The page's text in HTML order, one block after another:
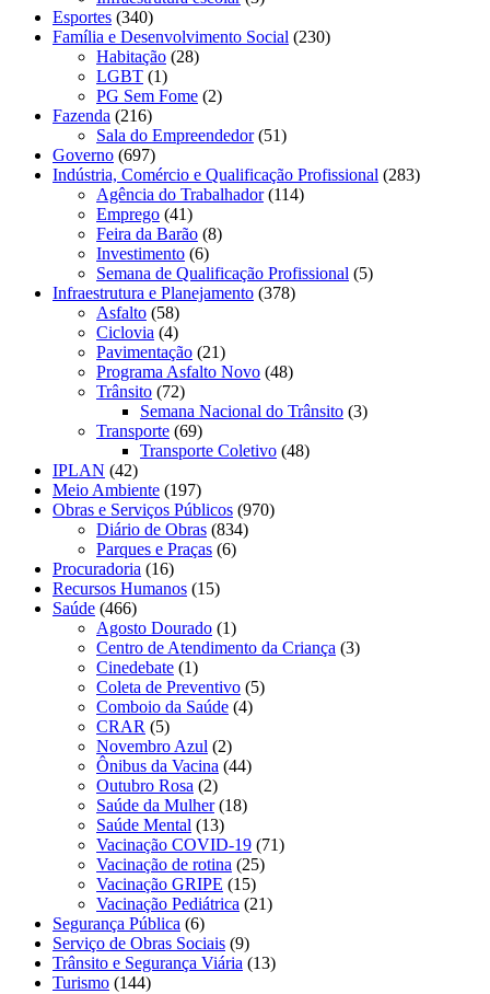
Esportes (340)
Família e Desenvolvimento Social (230)
Habitação (28)
LGBT (1)
PG Sem Fome (2)
Fazenda (216)
Sala do Empreendedor(51)
Governo (697)
Indústria, Comércio e Qualificação Profissional (283)
Agência do Trabalhador(114)
Emprego (41)
Feira da Barão (8)
Investimento (6)
Semana de Qualificação Profissional (5)
Infraestrutura e Planejamento (378)
Asfalto (58)
Ciclovia (4)
Pavimentação (21)
Programa Asfalto Novo (48)
Trânsito (72)
Semana Nacional do Trânsito (3)
Transporte (69)
Transporte Coletivo (48)
IPLAN (42)
Meio Ambiente (197)
Obras e Serviços Públicos (970)
Diário de Obras (834)
Parques e Praças (6)
Procuradoria (16)
Recursos Humanos (15)
Saúde (466)
Agosto Dourado (1)
Centro de Atendimento da Criança (3)
Cinedebate (1)
Coleta de Preventivo (5)
Comboio da Saúde (4)
CRAR (5)
Novembro Azul (2)
Ônibus da Vacina (44)
Outubro Rosa (2)
Saúde da Mulher(18)
Saúde Mental (13)
Vacinação COVID-19 (71)
Vacinação de rotina (25)
Vacinação GRIPE (15)
Vacinação Pediátrica (21)
Segurança Pública (6)
Serviço de Obras Sociais (9)
Trânsito e Segurança Viária (13)
Turismo (144)